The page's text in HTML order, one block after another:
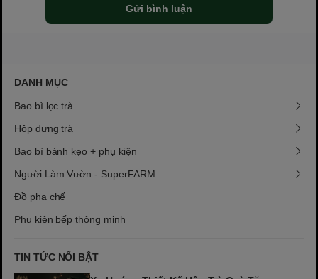
Gửi bình luận
DANH MỤC
Bao bì lọc trà
Hộp đựng trà
Bao bì bánh kẹo + phụ kiện
Người Làm Vườn - SuperFARM
Đồ pha chế
Phụ kiện bếp thông minh
TIN TỨC NỔI BẬT